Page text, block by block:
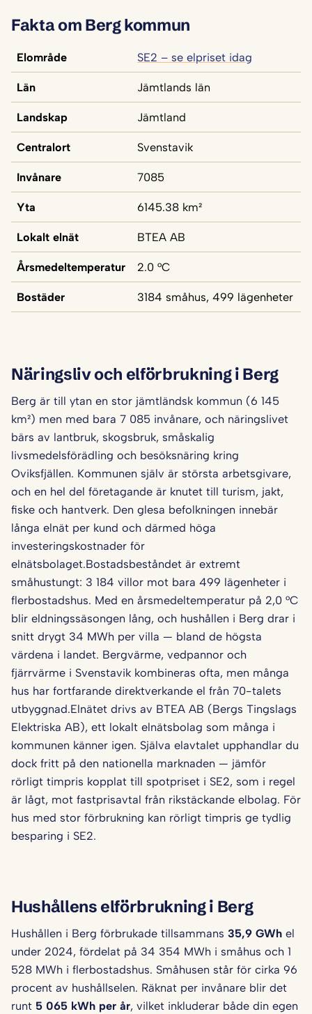
Fakta om Berg kommun
Elområde SE2 – se elpriset idag
Län Jämtlands län
Landskap Jämtland
Centralort Svenstavik
Invånare 7085
Yta 6145.38 km²
Lokalt elnät BTEA AB
Årsmedeltemperatur 2.0 °C
Bostäder 3184 småhus, 499 lägenheter
Näringsliv och elförbrukning i Berg
Berg är till ytan en stor jämtländsk kommun (6 145
km²) men med bara 7 085 invånare, och näringslivet
bärs av lantbruk, skogsbruk, småskalig
livsmedelsförädling och besöksnäring kring
Oviksfjällen. Kommunen själv är största arbetsgivare,
och en hel del företagande är knutet till turism, jakt,
fiske och hantverk. Den glesa befolkningen innebär
långa elnät per kund och därmed höga
investeringskostnader för
elnätsbolaget.Bostadsbeståndet är extremt
småhustungt: 3 184 villor mot bara 499 lägenheter i
flerbostadshus. Med en årsmedeltemperatur på 2,0 °C
blir eldningssäsongen lång, och hushållen i Berg drar i
snitt drygt 34 MWh per villa — bland de högsta
värdena i landet. Bergvärme, vedpannor och
fjärrvärme i Svenstavik kombineras ofta, men många
hus har fortfarande direktverkande el från 70-talets
utbyggnad.Elnätet drivs av BTEA AB (Bergs Tingslags
Elektriska AB), ett lokalt elnätsbolag som många i
kommunen känner igen. Själva elavtalet upphandlar du
dock fritt på den nationella marknaden — jämför
rörligt timpris kopplat till spotpriset i SE2, som i regel
är lågt, mot fastprisavtal från rikstäckande elbolag. För
hus med stor förbrukning kan rörligt timpris ge tydlig
besparing i SE2.
Hushållens elförbrukning i Berg
Hushållen i Berg förbrukade tillsammans 35,9 GWh el
under 2024, fördelat på 34 354 MWh i småhus och 1
528 MWh i flerbostadshus. Småhusen står för cirka 96
procent av hushållselen. Räknat per invånare blir det
runt 5 065 kWh per år, vilket inkluderar både din egen